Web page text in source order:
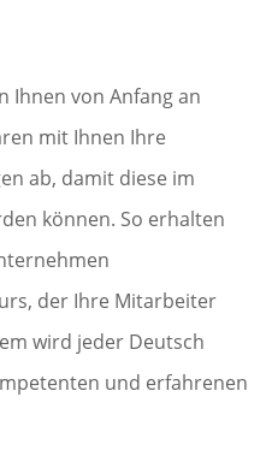
Ihnen von Anfang an
mit Ihnen Ihre
ab, damit diese im
können. So erhalten
der Ihre Mitarbeiter
wird jeder Deutsch
und erfahrenen